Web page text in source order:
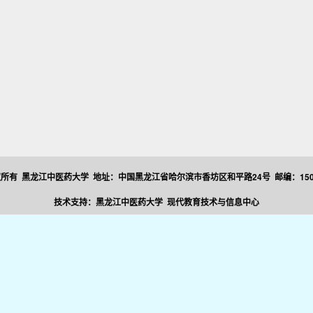
有 黑龙江中医药大学 地址：中国黑龙江省哈尔滨市香坊区和平路24号 邮编：
技术支持：黑龙江中医药大学 现代教育技术与信息中心